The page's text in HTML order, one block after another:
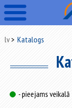
lv Katalogs
- pieejams veikalā